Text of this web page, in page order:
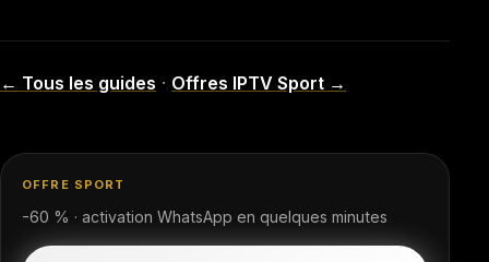
← Tous les guides · Offres IPTV Sport →
OFFRE SPORT
-60 % · activation WhatsApp en quelques minutes